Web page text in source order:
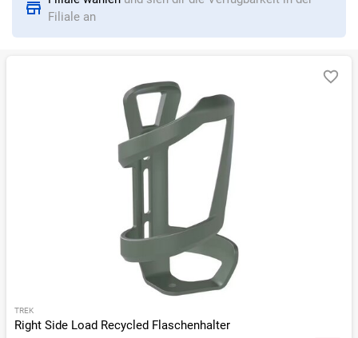
Filiale an
TREK
Right Side Load Recycled Flaschenhalter